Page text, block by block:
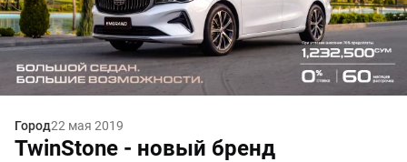
Город22 мая 2019
TwinStone - новый бренд